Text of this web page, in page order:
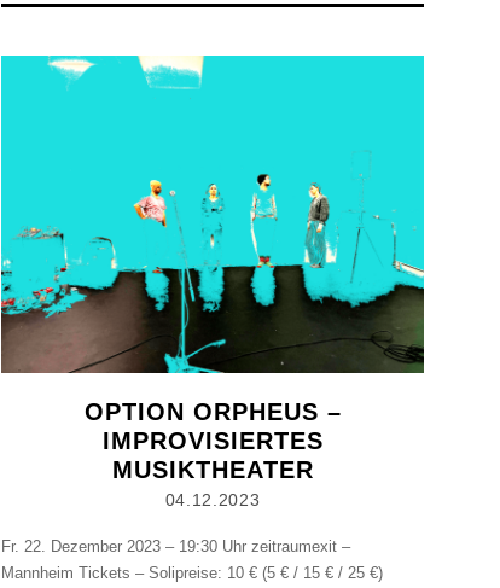
OPTION ORPHEUS –
IMPROVISIERTES
MUSIKTHEATER
04.12.2023
Fr. 22. Dezember 2023 – 19:30 Uhr zeitraumexit –
Mannheim Tickets – Solipreise: 10 € (5 € / 15 € / 25 €)